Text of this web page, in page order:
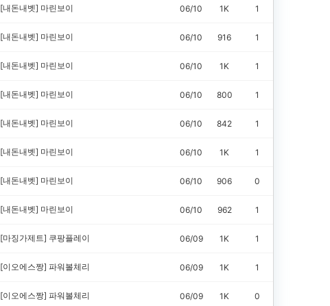
[내돈내벳] 마린보이 06/10 1K 1
[내돈내벳] 마린보이 06/10 916 1
[내돈내벳] 마린보이 06/10 1K 1
[내돈내벳] 마린보이 06/10 800 1
[내돈내벳] 마린보이 06/10 842 1
[내돈내벳] 마린보이 06/10 1K 1
[내돈내벳] 마린보이 06/10 906 0
[내돈내벳] 마린보이 06/10 962 1
[마징가제트] 쿠팡플레이 06/09 1K 1
[이오에스짱] 파워볼체리 06/09 1K 1
[이오에스짱] 파워볼체리 06/09 1K 0